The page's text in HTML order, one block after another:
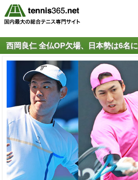
西岡良仁 全仏OP欠場、日本勢は6名に